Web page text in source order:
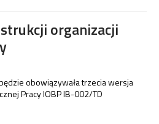
organizacji
obowiązywała trzecia wersja
Pracy IOBP IB-002/TD